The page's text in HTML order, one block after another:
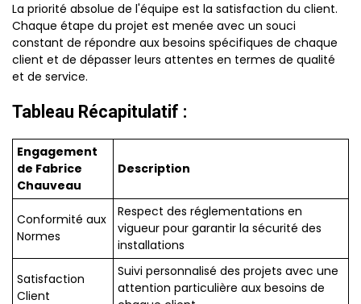
La priorité absolue de l'équipe est la satisfaction du client.
Chaque étape du projet est menée avec un souci
constant de répondre aux besoins spécifiques de chaque
client et de dépasser leurs attentes en termes de qualité
et de service.
Tableau Récapitulatif :
Engagement
de Fabrice
Chauveau
Description
Conformité aux
Normes
Respect des réglementations en
vigueur pour garantir la sécurité des
installations
Satisfaction
Client
Suivi personnalisé des projets avec une
attention particulière aux besoins de